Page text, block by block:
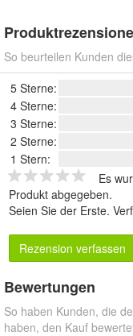
So beurteilen Kunden
5 Sterne:
4 Sterne:
3 Sterne:
2 Sterne:
1 Stern:
Es
Produkt abgegeben.
Seien Sie der Erste.
Rezension verfassen
Bewertungen
So haben Kunden, die
haben, den Kauf